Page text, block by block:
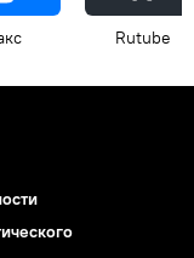
Rutube